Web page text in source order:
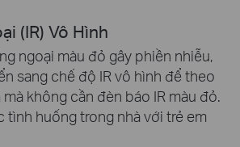
(IR) Vô Hình
ngoại màu đỏ gây phiền nhiễu,
sang chế độ IR vô hình để theo
không cần đèn báo IR màu đỏ.
tình huống trong nhà với trẻ em